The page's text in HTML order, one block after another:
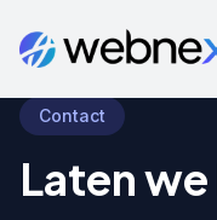
Contact
Laten we